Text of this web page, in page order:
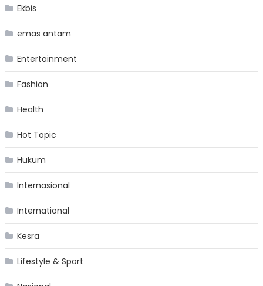
Ekbis
emas antam
Entertainment
Fashion
Health
Hot Topic
Hukum
Internasional
International
Kesra
Lifestyle & Sport